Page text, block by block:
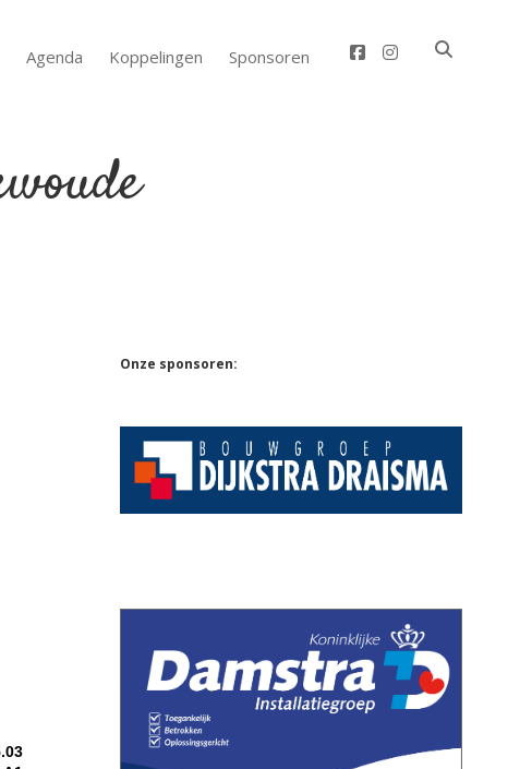
Agenda Koppelingen Sponsoren facebook
instagram
Sidebar
Onze sponsoren: